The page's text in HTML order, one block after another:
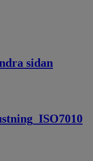
sidan